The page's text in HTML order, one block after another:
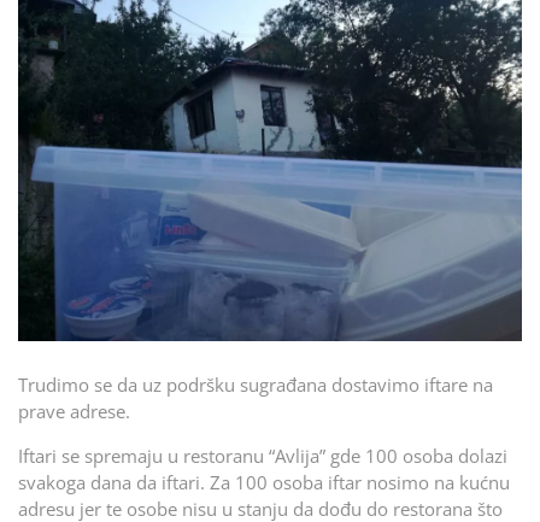
Trudimo se da uz podršku sugrađana dostavimo iftare na
prave adrese.
Iftari se spremaju u restoranu “Avlija” gde 100 osoba dolazi
svakoga dana da iftari. Za 100 osoba iftar nosimo na kućnu
adresu jer te osobe nisu u stanju da dođu do restorana što